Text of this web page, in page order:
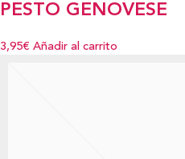
PESTO GENOVESE
3,95€ Añadir al carrito